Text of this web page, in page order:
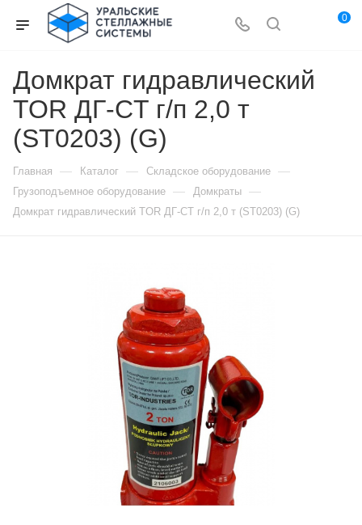
0
Домкрат гидравлический
TOR ДГ-CT г/п 2,0 т
(ST0203) (G)
Главная — Каталог — Складское оборудование —
Грузоподъемное оборудование — Домкраты —
Домкрат гидравлический TOR ДГ-CT г/п 2,0 т (ST0203) (G)